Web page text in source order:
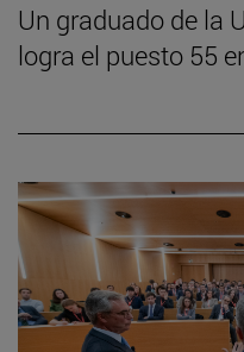
Un graduado de la
logra el puesto 55